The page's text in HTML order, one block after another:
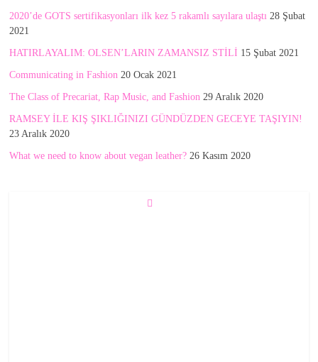
2020’de GOTS sertifikasyonları ilk kez 5 rakamlı sayılara ulaştı 28 Şubat
2021
HATIRLAYALIM: OLSEN’LARIN ZAMANSIZ STİLİ 15 Şubat 2021
Communicating in Fashion 20 Ocak 2021
The Class of Precariat, Rap Music, and Fashion 29 Aralık 2020
RAMSEY İLE KIŞ ŞIKLIĞINIZI GÜNDÜZDEN GECEYE TAŞIYIN!
23 Aralık 2020
What we need to know about vegan leather? 26 Kasım 2020